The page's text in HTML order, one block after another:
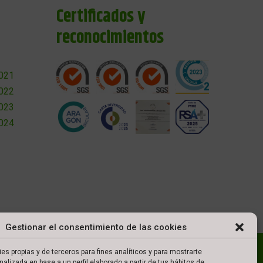
Gestionar el consentimiento de las cookies
propias y de terceros para fines analíticos y para mostrarte
Certificados y
reconocimientos
Política de cookies
Política de privacidad